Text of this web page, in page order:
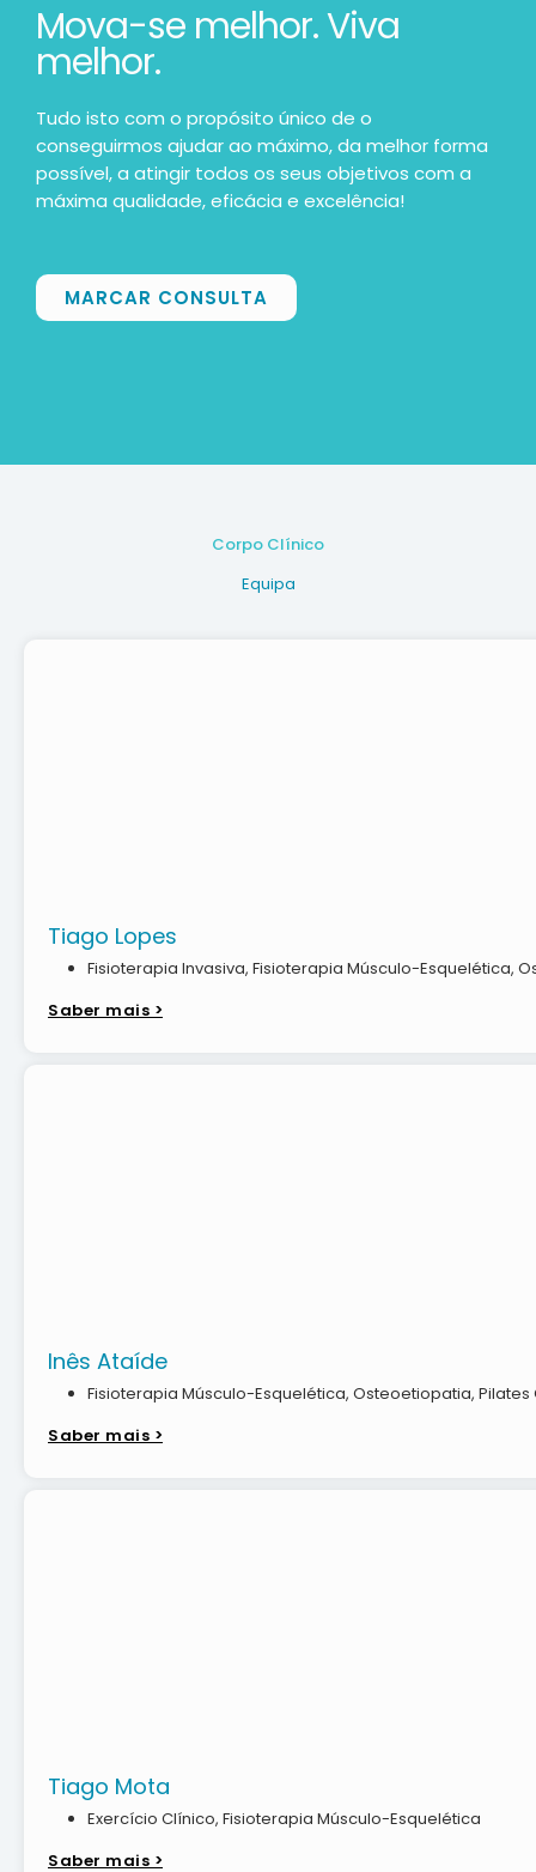
Mova-se melhor. Viva
melhor.
Tudo isto com o propósito único de o
conseguirmos ajudar ao máximo, da melhor forma
possível, a atingir todos os seus objetivos com a
máxima qualidade, eficácia e excelência!
MARCAR CONSULTA
Corpo Clínico
Equipa
Tiago Lopes
Fisioterapia Invasiva, Fisioterapia Músculo-Esquelética,
Saber mais >
Inês Ataíde
Fisioterapia Músculo-Esquelética, Osteoetiopatia, Pilates
Saber mais >
Tiago Mota
Exercício Clínico, Fisioterapia Músculo-Esquelética
Saber mais >